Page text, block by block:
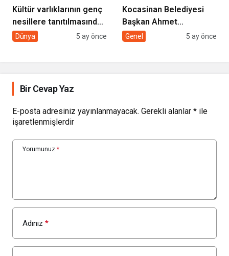
Kültür varlıklarının genç
nesillere tanıtılmasında
sivil toplumun rolü
Dünya 5 ay önce
Kocasinan Belediyesi
Başkan Ahmet
Çolakbayrakdar ile
Genel 5 ay önce
Bir Cevap Yaz
E-posta adresiniz yayınlanmayacak. Gerekli alanlar * ile
işaretlenmişlerdir
Yorumunuz *
Adınız *